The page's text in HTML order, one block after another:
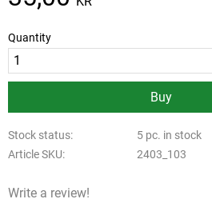
Quantity
Buy
Stock status
5 pc. in stock
Article SKU
2403_103
Write a review!